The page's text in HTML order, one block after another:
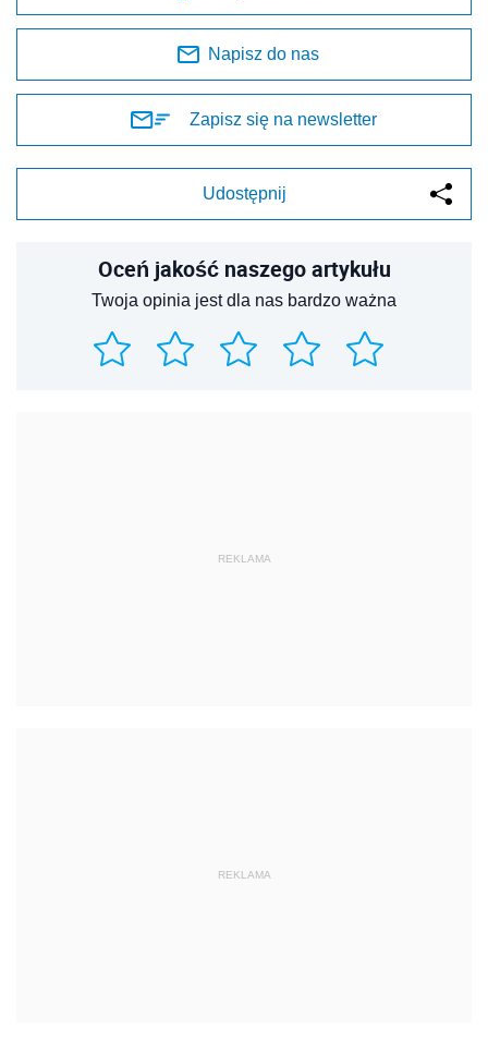
Napisz do nas
Zapisz się na newsletter
Udostępnij
Oceń jakość naszego artykułu
Twoja opinia jest dla nas bardzo ważna
REKLAMA
REKLAMA